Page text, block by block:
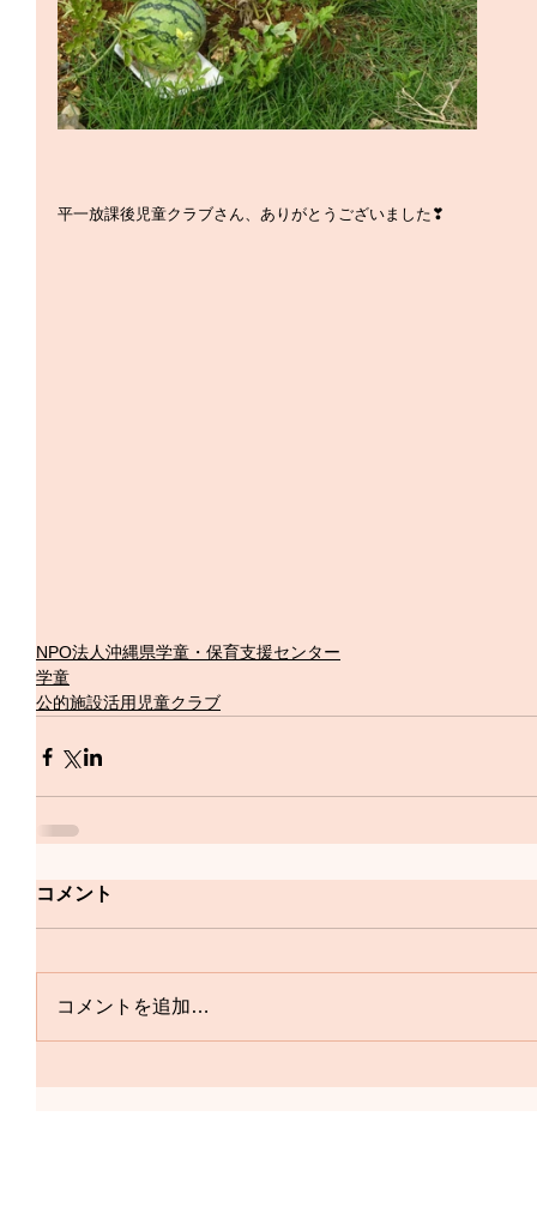
平一放課後児童クラブさん、ありがとうございました❣
NPO法人沖縄県学童・保育支援センター
学童
公的施設活用児童クラブ
コメント
コメントを追加…